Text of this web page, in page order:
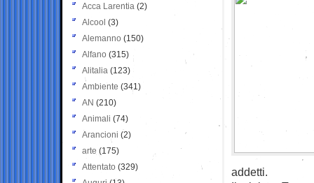
addetti.
Acca Larentia (2)
Alcool (3)
Alemanno (150)
Alfano (315)
Alitalia (123)
Ambiente (341)
AN (210)
Animali (74)
Arancioni (2)
arte (175)
Attentato (329)